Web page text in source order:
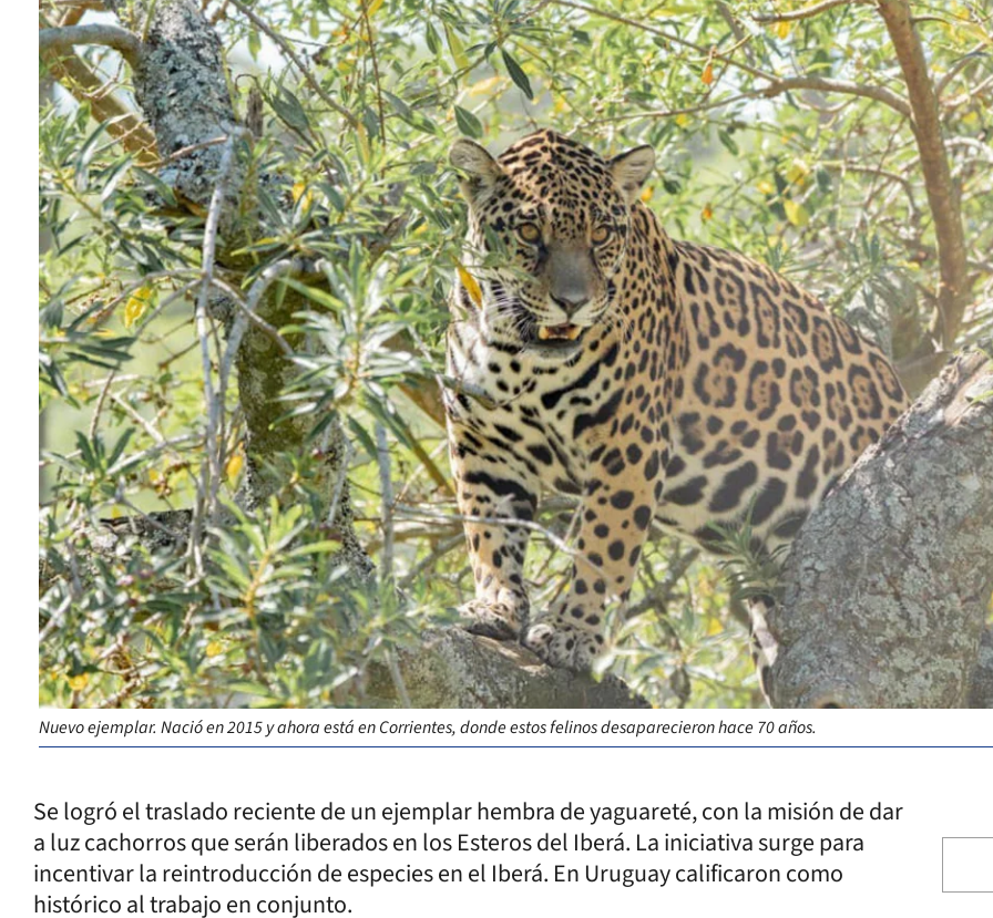
Nuevo ejemplar. Nació en 2015 y ahora está en Corrientes, donde estos felinos desaparecieron hace 70 años.
Se logró el traslado reciente de un ejemplar hembra de yaguareté, con la misión de dar
a luz cachorros que serán liberados en los Esteros del Iberá. La iniciativa surge para
incentivar la reintroducción de especies en el Iberá. En Uruguay calificaron como
histórico al trabajo en conjunto.